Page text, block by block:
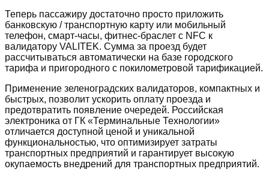
Теперь пассажиру достаточно просто приложить
банковскую / транспортную карту или мобильный
телефон, смарт-часы, фитнес-браслет с NFC к
валидатору VALITEK. Сумма за проезд будет
рассчитываться автоматически на базе городского
тарифа и пригородного с покилометровой тарификацией.
Применение зеленоградских валидаторов, компактных и
быстрых, позволит ускорить оплату проезда и
предотвратить появление очередей. Российская
электроника от ГК «Терминальные Технологии»
отличается доступной ценой и уникальной
функциональностью, что оптимизирует затраты
транспортных предприятий и гарантирует высокую
окупаемость внедрений для транспортных предприятий.